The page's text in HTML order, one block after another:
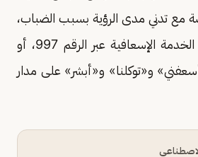
مع تدني مدى الرؤية بسبب الضباب،
مؤكدة إمكانية طلب الخدمة الإسعافية عبر الرقم 997، أو
و«توكلنا» و«أبشر» على مدار